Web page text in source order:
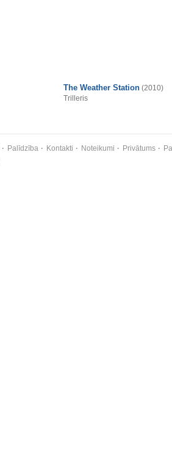
The Weather Station (2010)
Trilleris
Palīdzība Kontakti Noteikumi Privātums